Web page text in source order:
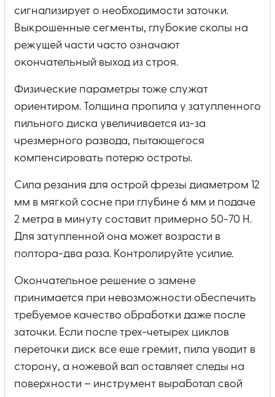
сигнализирует о необходимости заточки.
Выкрошенные сегменты, глубокие сколы на
режущей части часто означают
окончательный выход из строя.
Физические параметры тоже служат
ориентиром. Толщина пропила у затупленного
пильного диска увеличивается из-за
чрезмерного развода, пытающегося
компенсировать потерю остроты.
Сила резания для острой фрезы диаметром 12
мм в мягкой сосне при глубине 6 мм и подаче
2 метра в минуту составит примерно 50-70 Н.
Для затупленной она может возрасти в
полтора-два раза. Контролируйте усилие.
Окончательное решение о замене
принимается при невозможности обеспечить
требуемое качество обработки даже после
заточки. Если после трех-четырех циклов
переточки диск все еще гремит, пила уводит в
сторону, а ножевой вал оставляет следы на
поверхности – инструмент выработал свой